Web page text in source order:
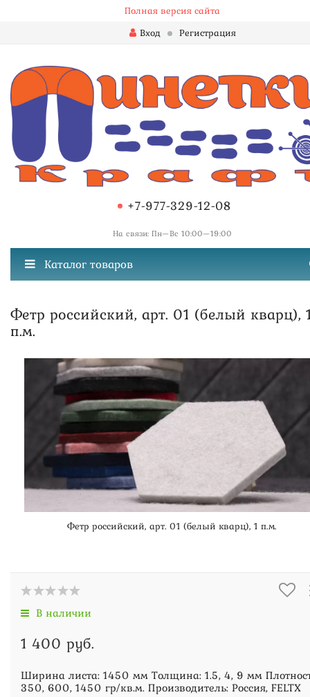
Полная версия сайта
Вход
Регистрация
+7-977-329-12-08
На связи: Пн—Вс 10:00—19:00
Каталог товаров
Фетр российский, арт. 01 (белый кварц),
п.м.
Фетр российский, арт. 01 (белый кварц), 1 п.м.
В наличии
1 400 руб.
Ширина листа: 1450 мм Толщина: 1.5, 4, 9 мм
350, 600, 1450 гр/кв.м. Производитель: Россия, FELTX